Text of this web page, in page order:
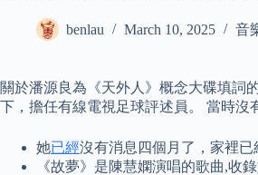
benlau March 10, 2025 音
關於潘源良為《天外人》概念大碟填詞
下，擔任有線電視足球評述員。 當時沒
她已經沒有消息四個月了，家裡
《故夢》是陳慧嫻演唱的歌曲,收